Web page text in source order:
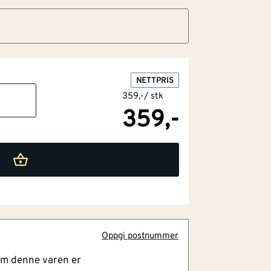
NETTPRIS
359,-/ stk
359,-
Oppgi postnummer
denne varen er
og komfort